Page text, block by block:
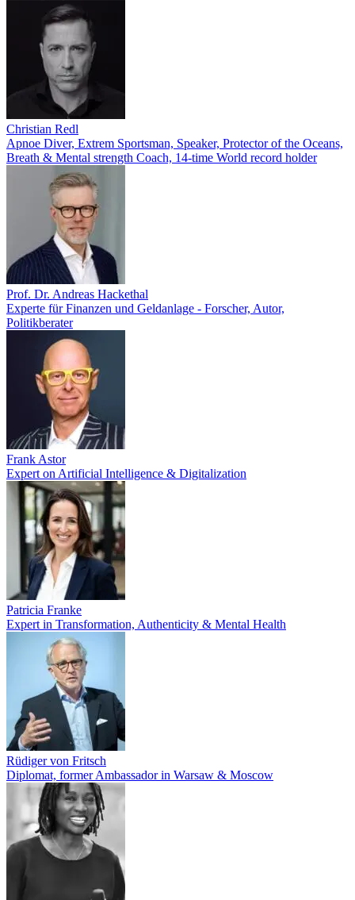
Christian Redl
Apnoe Diver, Extrem Sportsman, Speaker, Protector of the Oceans,
Breath & Mental strength Coach, 14-time World record holder
Prof. Dr. Andreas Hackethal
Experte für Finanzen und Geldanlage - Forscher, Autor,
Politikberater
Frank Astor
Expert on Artificial Intelligence & Digitalization
Patricia Franke
Expert in Transformation, Authenticity & Mental Health
Rüdiger von Fritsch
Diplomat, former Ambassador in Warsaw & Moscow